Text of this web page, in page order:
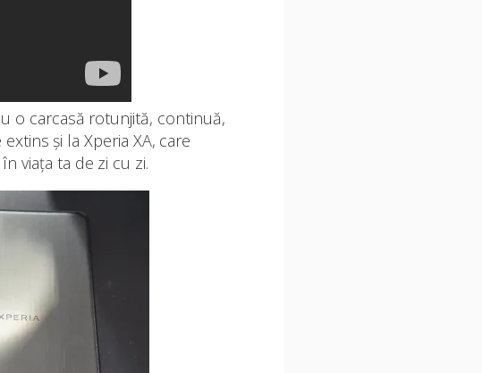
o carcasă rotunjită, continuă,
și la Xperia XA, care
viața ta de zi cu zi.